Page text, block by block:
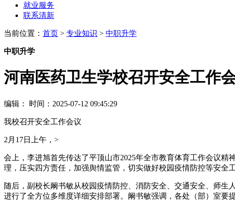
就业服务
联系清新
当前位置： 首页 > 专业知识 > 中职升学
中职升学
河南医药卫生学校召开安全工作
编辑： 时间：2025-07-12 09:45:29
我校召开安全工作会议
2月17日上午，>
会上，李进旭首先传达了平顶山市2025年全市教育体育工作会议
理，压实四方责任，加强舆情监管，切实做好校园疫情防控等安全工
随后，副校长阚书敏从校园疫情防控、消防安全、交通安全、师
进行了全方位多维度详细安排部署。阚书敏强调，各处（部）室